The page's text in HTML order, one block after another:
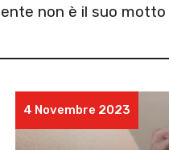
non è il suo
4 Novembre 2023